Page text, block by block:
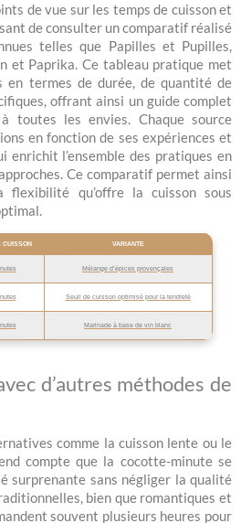
de vue sur les temps de cuisson et
de consulter un comparatif réalisé
telles que Papilles et Pupilles,
et Paprika. Ce tableau pratique met
en termes de durée, de quantité de
offrant ainsi un guide complet
toutes les envies. Chaque source
en fonction de ses expériences et
enrichit l’ensemble des pratiques en
Ce comparatif permet ainsi
flexibilité qu’offre la cuisson sous
CUISSON VARIANTE
Mélange d’épices provençales
Seuil de cuisson optimisé pour la tendreté
Marinade à base de vin blanc
d’autres méthodes de
comme la cuisson lente ou le
compte que la cocotte-minute se
surprenante sans négliger la qualité
bien que romantiques et
souvent plusieurs heures pour